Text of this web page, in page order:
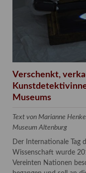
Verschenkt,
Museums
Text von Marianne
Museum Altenburg
Der Internationale Tag
Wissenschaft wurde
Vereinten Nationen